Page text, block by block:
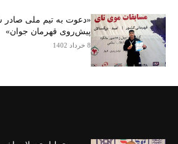
«دعوت به تیم ملی صادر
پیش‌روی قهرمان جوان»
8 خرداد 1402